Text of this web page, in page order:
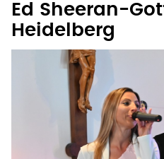
Ed Sheeran-
Heidelberg